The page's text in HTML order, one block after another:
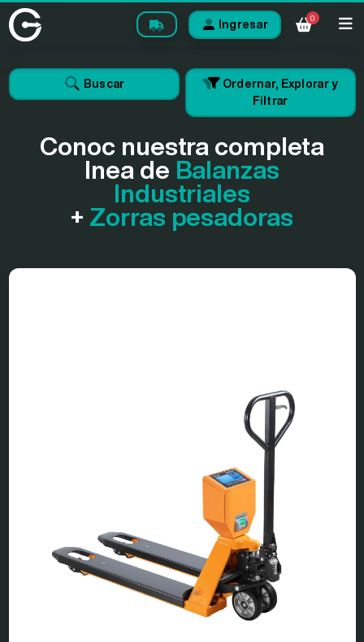
Ingresar
0
Buscar
Ordernar, Explorar y
Filtrar
Conoc nuestra completa
lnea de Balanzas
Industriales
+ Zorras pesadoras